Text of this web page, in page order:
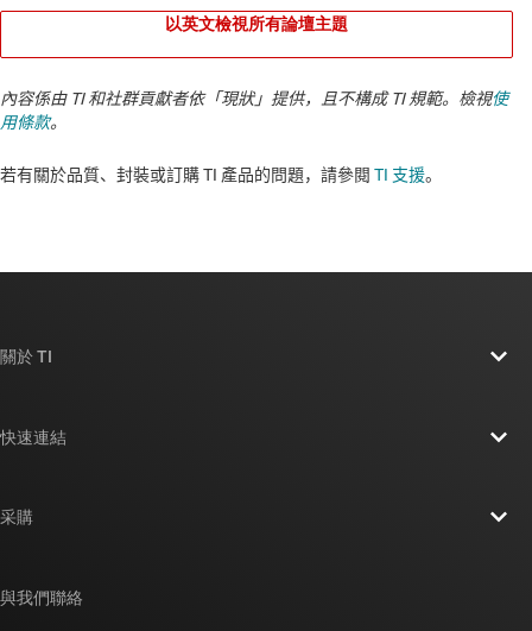
以英文檢視所有論壇主題
內容係由 TI 和社群貢獻者依「現狀」提供，且不構成 TI 規範。檢視使
用條款。
若有關於品質、封裝或訂購 TI 產品的問題，請參閱 TI 支援。​​​​​​​​​​​​​​
關於 TI
快速連結
交互參考搜索
采購
與我們聯絡